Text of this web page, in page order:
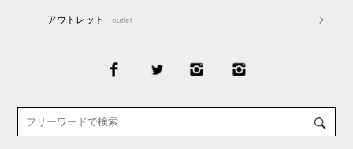
アウトレット outlet